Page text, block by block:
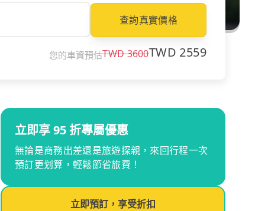
查詢真實價格
您的車資預估TWD3600TWD 2559
立即享 95 折專屬優惠
無論是商務出差還是旅遊探親，來回行程一次
預訂更划算，輕鬆節省旅費！
立即預訂，享受折扣